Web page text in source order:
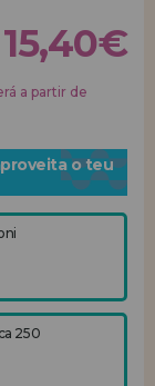
15,40€
a partir de
o teu
250